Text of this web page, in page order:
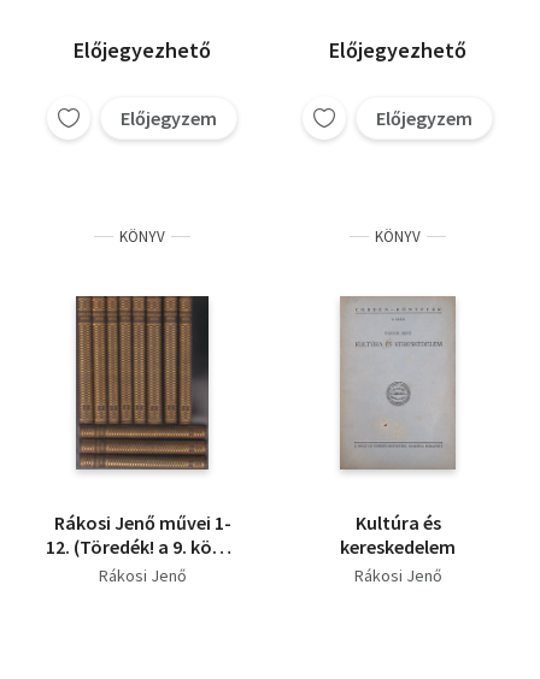
Előjegyezhető
Előjegyzem
Előjegyezhető
Előjegyzem
KÖNYV
Rákosi Jenő művei 1-
12. (Töredék! a 9. kötet
hiányzik!)
Rákosi Jenő
KÖNYV
Kultúra és
kereskedelem
Rákosi Jenő